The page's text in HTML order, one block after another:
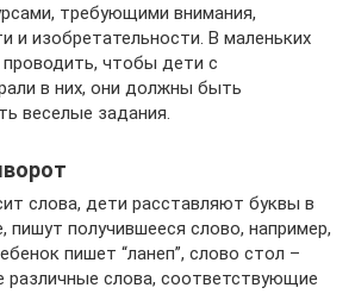
требующими внимания,
и изобретательности. В маленьких
проводить, чтобы дети с
в них, они должны быть
веселые задания.
слова, дети расставляют буквы в
пишут получившееся слово, например,
пишет “ланеп”, слово стол –
различные слова, соответствующие